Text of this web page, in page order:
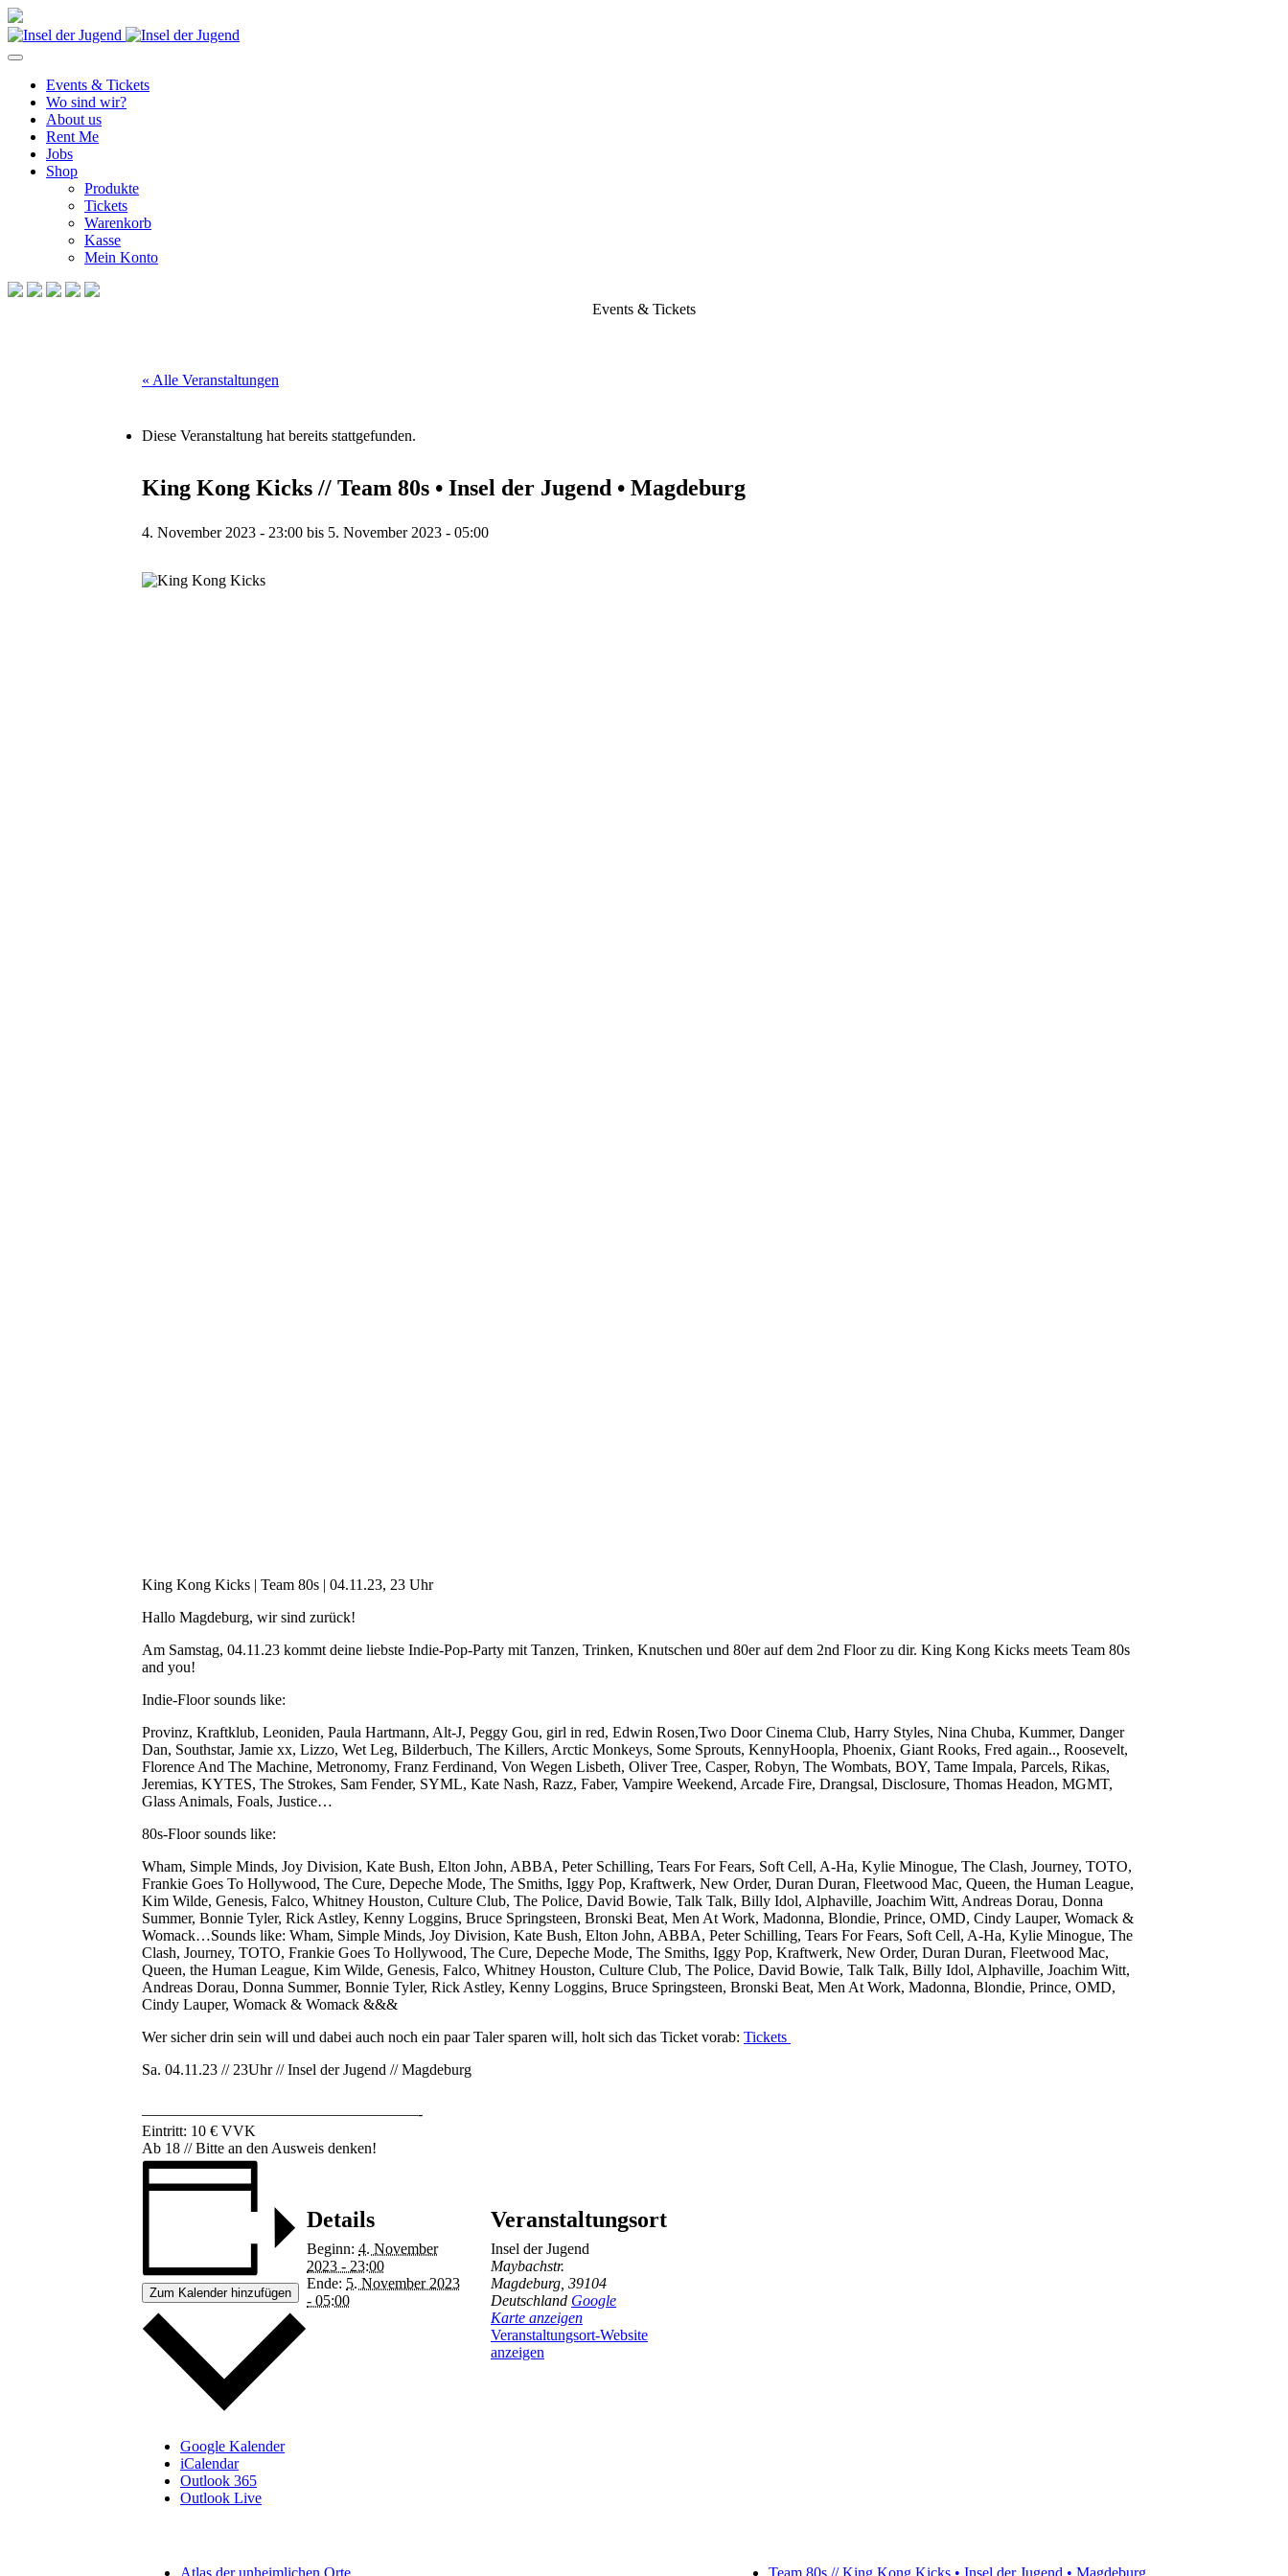
Events & Tickets
Wo sind wir?
About us
Rent Me
Jobs
Shop
Produkte
Tickets
Warenkorb
Kasse
Mein Konto
Events & Tickets
« Alle Veranstaltungen
Diese Veranstaltung hat bereits stattgefunden.
King Kong Kicks // Team 80s • Insel der Jugend • Magdeburg
4. November 2023 - 23:00 bis 5. November 2023 - 05:00
King Kong Kicks | Team 80s | 04.11.23, 23 Uhr
Hallo Magdeburg, wir sind zurück!
Am Samstag, 04.11.23 kommt deine liebste Indie-Pop-Party mit Tanzen, Trinken, Knutschen und 80er auf dem 2nd Floor zu dir. King Kong Kicks meets Team 80s
and you!
Indie-Floor sounds like:
Provinz, Kraftklub, Leoniden, Paula Hartmann, Alt-J, Peggy Gou, girl in red, Edwin Rosen,Two Door Cinema Club, Harry Styles, Nina Chuba, Kummer, Danger
Dan, Southstar, Jamie xx, Lizzo, Wet Leg, Bilderbuch, The Killers, Arctic Monkeys, Some Sprouts, KennyHoopla, Phoenix, Giant Rooks, Fred again.., Roosevelt,
Florence And The Machine, Metronomy, Franz Ferdinand, Von Wegen Lisbeth, Oliver Tree, Casper, Robyn, The Wombats, BOY, Tame Impala, Parcels, Rikas,
Jeremias, KYTES, The Strokes, Sam Fender, SYML, Kate Nash, Razz, Faber, Vampire Weekend, Arcade Fire, Drangsal, Disclosure, Thomas Headon, MGMT,
Glass Animals, Foals, Justice…
80s-Floor sounds like:
Wham, Simple Minds, Joy Division, Kate Bush, Elton John, ABBA, Peter Schilling, Tears For Fears, Soft Cell, A-Ha, Kylie Minogue, The Clash, Journey, TOTO,
Frankie Goes To Hollywood, The Cure, Depeche Mode, The Smiths, Iggy Pop, Kraftwerk, New Order, Duran Duran, Fleetwood Mac, Queen, the Human League,
Kim Wilde, Genesis, Falco, Whitney Houston, Culture Club, The Police, David Bowie, Talk Talk, Billy Idol, Alphaville, Joachim Witt, Andreas Dorau, Donna
Summer, Bonnie Tyler, Rick Astley, Kenny Loggins, Bruce Springsteen, Bronski Beat, Men At Work, Madonna, Blondie, Prince, OMD, Cindy Lauper, Womack &
Womack…Sounds like: Wham, Simple Minds, Joy Division, Kate Bush, Elton John, ABBA, Peter Schilling, Tears For Fears, Soft Cell, A-Ha, Kylie Minogue, The
Clash, Journey, TOTO, Frankie Goes To Hollywood, The Cure, Depeche Mode, The Smiths, Iggy Pop, Kraftwerk, New Order, Duran Duran, Fleetwood Mac,
Queen, the Human League, Kim Wilde, Genesis, Falco, Whitney Houston, Culture Club, The Police, David Bowie, Talk Talk, Billy Idol, Alphaville, Joachim Witt,
Andreas Dorau, Donna Summer, Bonnie Tyler, Rick Astley, Kenny Loggins, Bruce Springsteen, Bronski Beat, Men At Work, Madonna, Blondie, Prince, OMD,
Cindy Lauper, Womack & Womack &&&
Wer sicher drin sein will und dabei auch noch ein paar Taler sparen will, holt sich das Ticket vorab: Tickets
Sa. 04.11.23 // 23Uhr // Insel der Jugend // Magdeburg
——————————————————-
Eintritt: 10 € VVK
Ab 18 // Bitte an den Ausweis denken!
Zum Kalender hinzufügen
Google Kalender
iCalendar
Outlook 365
Outlook Live
Details
Beginn: 4. November
2023 - 23:00
Ende: 5. November 2023
- 05:00
Veranstaltungsort
Insel der Jugend
Maybachstr.
Magdeburg 39104
Deutschland Google
Karte anzeigen
Veranstaltungsort-Website
anzeigen
Atlas der unheimlichen Orte Team 80s // King Kong Kicks • Insel der Jugend • Magdeburg